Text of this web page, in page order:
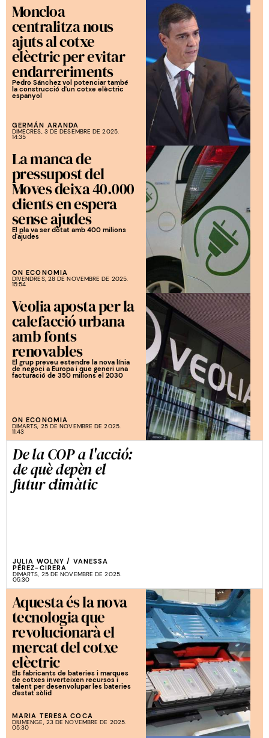
Moncloa
centralitza nous
ajuts al cotxe
elèctric per evitar
endarreriments
Pedro Sánchez vol potenciar també
la construcció d'un cotxe elèctric
espanyol
GERMÁN ARANDA
DIMECRES, 3 DE DESEMBRE DE 2025.
14:35
La manca de
pressupost del
Moves deixa 40.000
clients en espera
sense ajudes
El pla va ser dotat amb 400 milions
d'ajudes
ON ECONOMIA
DIVENDRES, 28 DE NOVEMBRE DE 2025.
15:54
Veolia aposta per la
calefacció urbana
amb fonts
renovables
El grup preveu estendre la nova línia
de negoci a Europa i que generi una
facturació de 350 milions el 2030
ON ECONOMIA
DIMARTS, 25 DE NOVEMBRE DE 2025.
11:43
De la COP a l'acció:
de què depèn el
futur climàtic
JULIA WOLNY / VANESSA
PÉREZ-CIRERA
DIMARTS, 25 DE NOVEMBRE DE 2025.
05:30
Aquesta és la nova
tecnologia que
revolucionarà el
mercat del cotxe
elèctric
Els fabricants de bateries i marques
de cotxes inverteixen recursos i
talent per desenvolupar les bateries
d'estat sòlid
MARIA TERESA COCA
DIUMENGE, 23 DE NOVEMBRE DE 2025.
05:30